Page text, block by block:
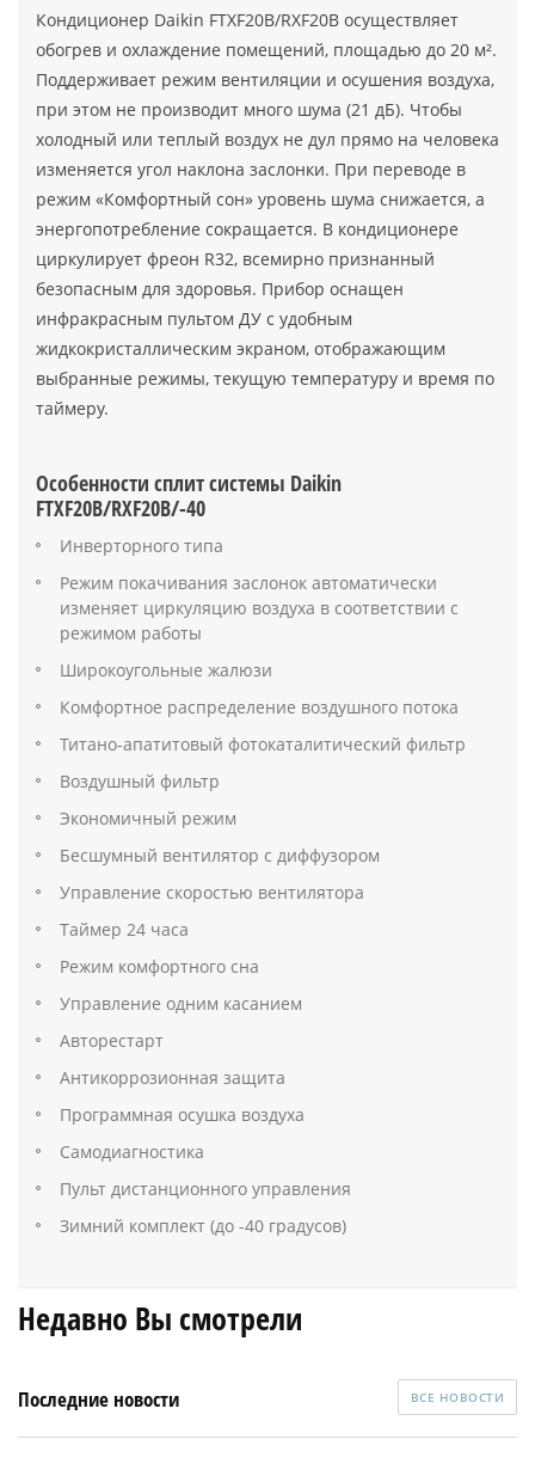
Кондиционер Daikin FTXF20B/RXF20B осуществляет
обогрев и охлаждение помещений, площадью до 20 м².
Поддерживает режим вентиляции и осушения воздуха,
при этом не производит много шума (21 дБ). Чтобы
холодный или теплый воздух не дул прямо на человека
изменяется угол наклона заслонки. При переводе в
режим «Комфортный сон» уровень шума снижается, а
энергопотребление сокращается. В кондиционере
циркулирует фреон R32, всемирно признанный
безопасным для здоровья. Прибор оснащен
инфракрасным пультом ДУ с удобным
жидкокристаллическим экраном, отображающим
выбранные режимы, текущую температуру и время по
таймеру.
Особенности сплит системы Daikin
FTXF20B/RXF20B/-40
Инверторного типа
Режим покачивания заслонок автоматически
изменяет циркуляцию воздуха в соответствии с
режимом работы
Широкоугольные жалюзи
Комфортное распределение воздушного потока
Титано-апатитовый фотокаталитический фильтр
Воздушный фильтр
Экономичный режим
Бесшумный вентилятор с диффузором
Управление скоростью вентилятора
Таймер 24 часа
Режим комфортного сна
Управление одним касанием
Авторестарт
Антикоррозионная защита
Программная осушка воздуха
Самодиагностика
Пульт дистанционного управления
Зимний комплект (до -40 градусов)
Недавно Вы смотрели
Последние новости ВСЕ НОВОСТИ